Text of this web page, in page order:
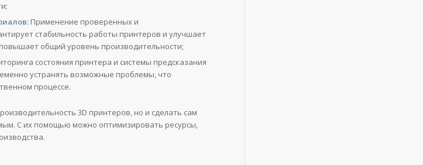
Применение проверенных и
стабильность работы принтеров и улучшает
общий уровень производительности;
состояния принтера и системы предсказания
устранять возможные проблемы, что
процессе.
3D принтеров, но и сделать сам
С их помощью можно оптимизировать ресурсы,